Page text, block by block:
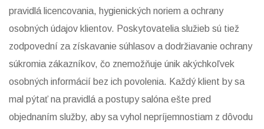
pravidlá licencovania, hygienických noriem a ochrany
osobných údajov klientov. Poskytovatelia služieb sú tiež
zodpovední za získavanie súhlasov a dodržiavanie ochrany
súkromia zákazníkov, čo znemožňuje únik akýchkoľvek
osobných informácií bez ich povolenia. Každý klient by sa
mal pýtať na pravidlá a postupy salóna ešte pred
objednaním služby, aby sa vyhol nepríjemnostiam z dôvodu